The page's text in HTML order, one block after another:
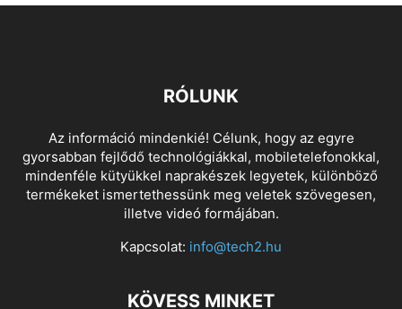
RÓLUNK
Az információ mindenkié! Célunk, hogy az egyre
gyorsabban fejlődő technológiákkal, mobiletelefonokkal,
mindenféle kütyükkel naprakészek legyetek, különböző
termékeket ismertethessünk meg veletek szövegesen,
illetve videó formájában.
Kapcsolat: info@tech2.hu
KÖVESS MINKET